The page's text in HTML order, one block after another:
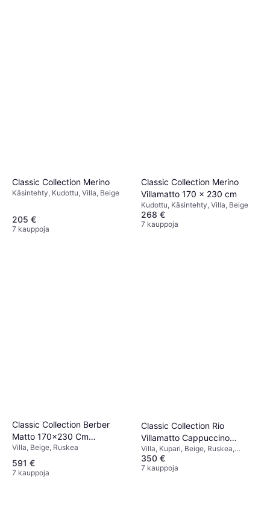
Classic Collection Merino
Käsintehty, Kudottu, Villa, Beige
205 €
7 kauppoja
Classic Collection Merino
Villamatto 170 x 230 cm
Kudottu, Käsintehty, Villa, Beige
268 €
7 kauppoja
Classic Collection Berber
Matto 170x230 Cm
Chocolate
Villa, Beige, Ruskea
591 €
7 kauppoja
Classic Collection Rio
Villamatto Cappuccino
170x230 cm
Villa, Kupari, Beige, Ruskea,
Syaani
350 €
7 kauppoja